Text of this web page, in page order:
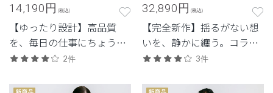
14,190円 (税込)
【ゆったり設計】高品質
を、毎日の仕事にちょうど
よく。日常使いしやすいプ
2件
32,890円 (税込)
【完全新作】揺るがない想
いを、静かに纏う。コラボ
レーション初の白衣。
3件